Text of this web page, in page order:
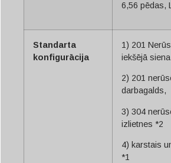
6,56 pēdas,
Standarta
konfigurācija
1) 201
iekšējā
2) 201
darbagalds,
3) 304
izlietnes *2
4) karstais
*1